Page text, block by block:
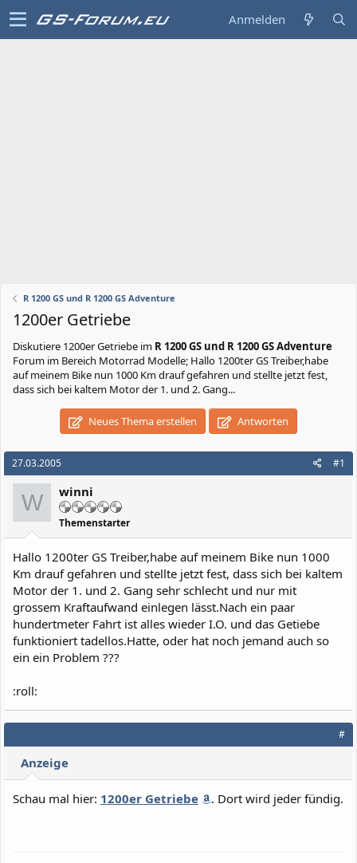
Anmelden
R 1200 GS und R 1200 GS Adventure
1200er Getriebe
Diskutiere 1200er Getriebe im R 1200 GS und R 1200 GS Adventure
Forum im Bereich Motorrad Modelle; Hallo 1200ter GS Treiber,habe
auf meinem Bike nun 1000 Km drauf gefahren und stellte jetzt fest,
dass sich bei kaltem Motor der 1. und 2. Gang...
Neues Thema erstellen Antworten
27.03.2005 #1
W winni
Themenstarter
Hallo 1200ter GS Treiber,habe auf meinem Bike nun 1000
Km drauf gefahren und stellte jetzt fest, dass sich bei kaltem
Motor der 1. und 2. Gang sehr schlecht und nur mit
grossem Kraftaufwand einlegen lässt.Nach ein paar
hundertmeter Fahrt ist alles wieder I.O. und das Getiebe
funktioniert tadellos.Hatte, oder hat noch jemand auch so
ein ein Problem ???
:roll:
#
Anzeige
Schau mal hier: 1200er Getriebe . Dort wird jeder fündig.